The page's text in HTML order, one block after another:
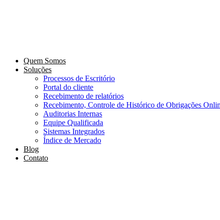
Quem Somos
Soluções
Processos de Escritório
Portal do cliente
Recebimento de relatórios
Recebimento, Controle de Histórico de Obrigações
Auditorias Internas
Equipe Qualificada
Sistemas Integrados
Índice de Mercado
Blog
Contato